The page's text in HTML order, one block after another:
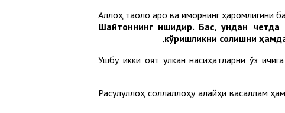
Аллоҳ таоло ароқ ва қиморнинг ҳаромлигини
Шайтоннинг ишидир. Бас, ундан четда
кўришликни солишни
Ушбу икки оят улкан насиҳатларни ўз
Расулуллоҳ соллаллоҳу алайҳи васаллам